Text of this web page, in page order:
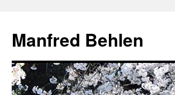
springen
Manfred Behlen